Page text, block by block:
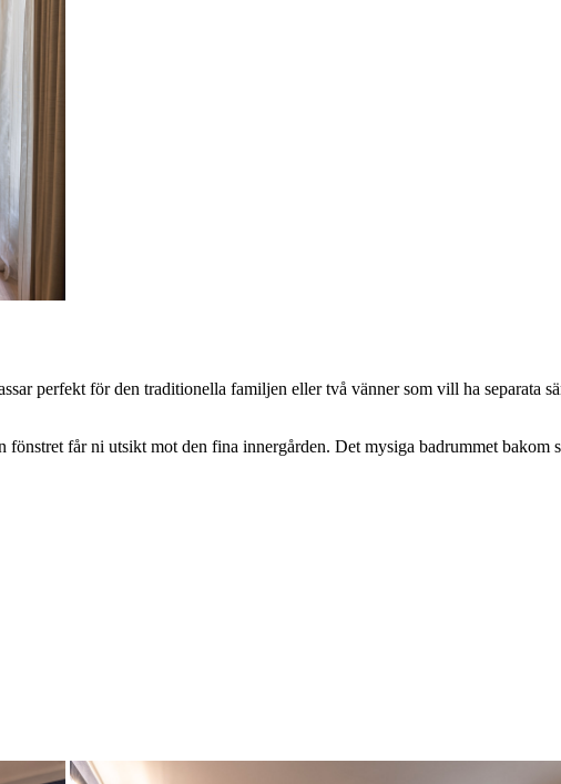
perfekt för den traditionella familjen eller två vänner som vill ha separata
får ni utsikt mot den fina innergården. Det mysiga badrummet